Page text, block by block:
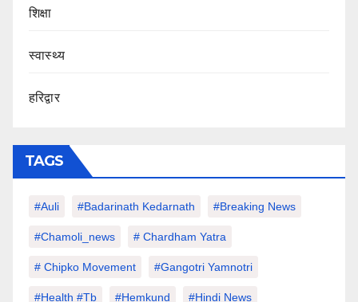
शिक्षा
स्वास्थ्य
हरिद्वार
TAGS
#auli #Badarinath Kedarnath #Breaking News
#chamoli_news # Chardham Yatra
# Chipko Movement #Gangotri Yamnotri
#Health #tb #hemkund #hindi News